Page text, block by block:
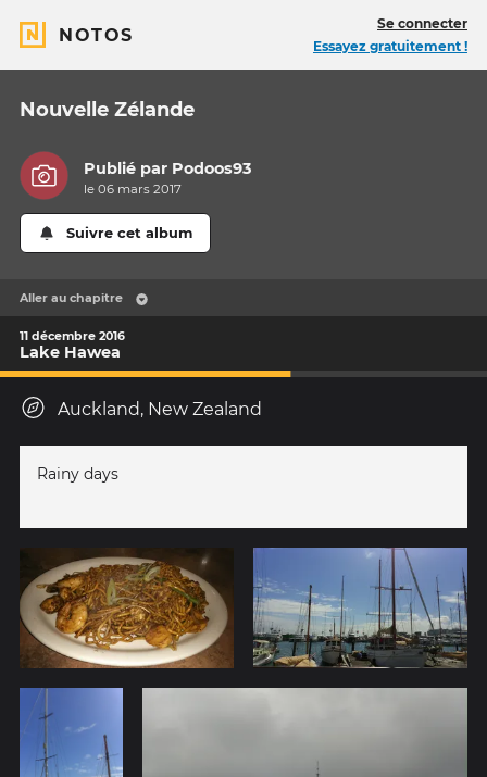
NOTOS
Se connecter
Essayez gratuitement !
Nouvelle Zélande
Publié par Podoos93
le 06 mars 2017
Suivre cet album
Aller au chapitre
11 décembre 2016
Lake Hawea
Auckland, New Zealand
Rainy days